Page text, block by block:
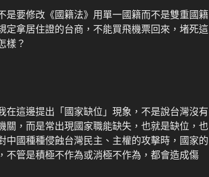
是要修改《國籍法》用單一國籍而不是雙重國籍
定拿居住證的台商，不能買飛機票回來，堵死這
樣？
在這邊提出「國家缺位」現象，不是說台灣沒有
關，而是常出現國家職能缺失，也就是缺位，也
中國種種侵蝕台灣民主、主權的攻擊時，國家的
不管是積極不作為或消極不作為，都會造成傷